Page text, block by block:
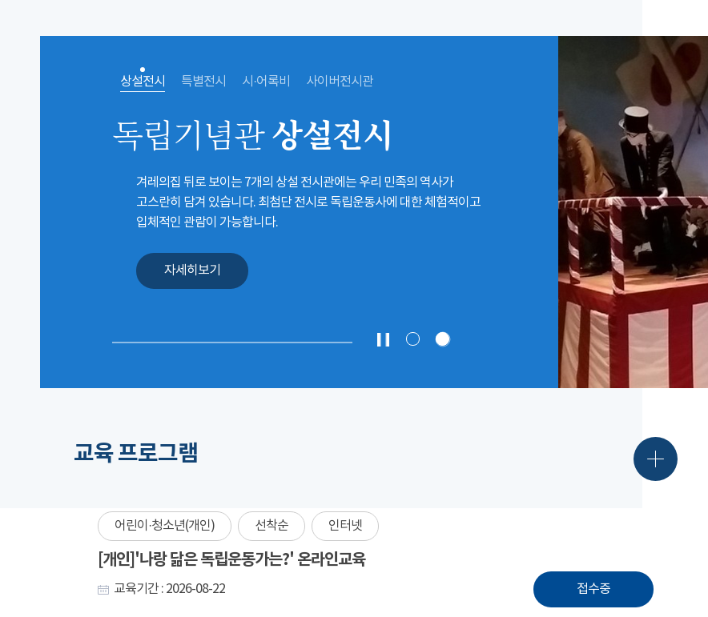
상설전시 특별전시 시·어록비 사이버전시관
독립기념관상설전시
겨레의집 뒤로 보이는 7개의 상설 전시관에는 우리 민족의 역사가
고스란히 담겨 있습니다. 최첨단 전시로 독립운동사에 대한 체험적이고
입체적인 관람이 가능합니다.
자세히보기
교육 프로그램
어린이·청소년(개인) 선착순 인터넷
[개인]'나랑 닮은 독립운동가는?' 온라인교육
교육기간 : 2026-08-22 접수중